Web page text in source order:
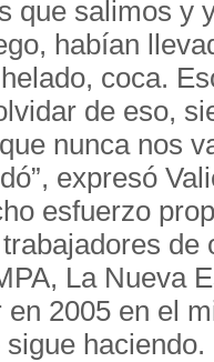
que salimos y
habían
coca.
de eso,
nunca nos
expresó
esfuerzo
de
La Nueva
2005 en el
haciendo.